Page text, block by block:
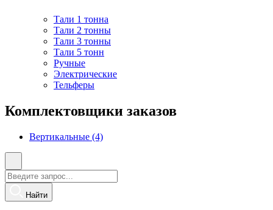
Тали 1 тонна
Тали 2 тонны
Тали 3 тонны
Тали 5 тонн
Ручные
Электрические
Тельферы
Комплектовщики заказов
Вертикальные (4)
Найти